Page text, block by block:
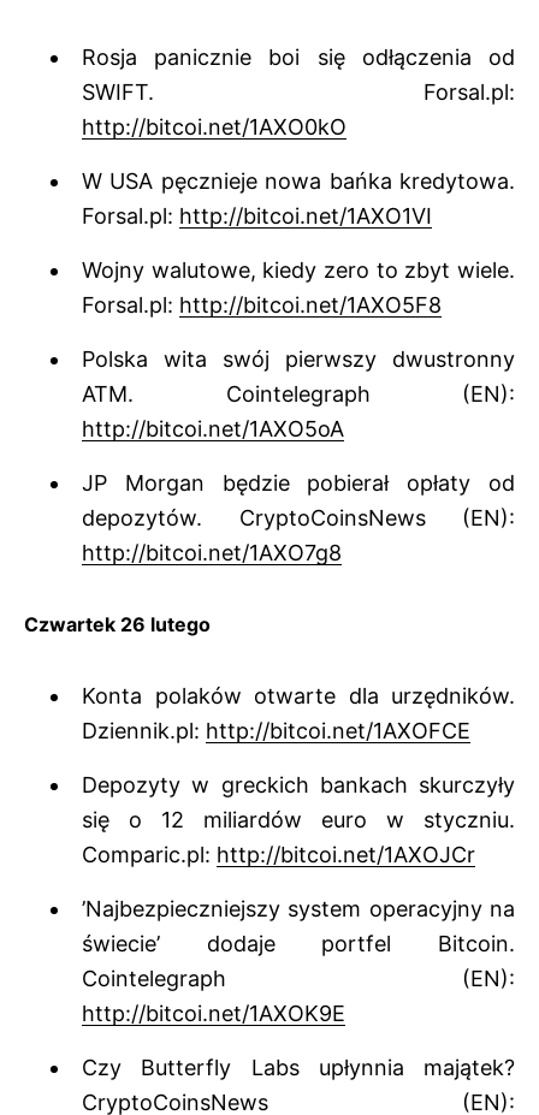
Rosja panicznie boi się odłączenia od
SWIFT. Forsal.pl:
http://bitcoi.net/1AXO0kO
W USA pęcznieje nowa bańka kredytowa.
Forsal.pl: http://bitcoi.net/1AXO1VI
Wojny walutowe, kiedy zero to zbyt wiele.
Forsal.pl: http://bitcoi.net/1AXO5F8
Polska wita swój pierwszy dwustronny
ATM. Cointelegraph (EN):
http://bitcoi.net/1AXO5oA
JP Morgan będzie pobierał opłaty od
depozytów. CryptoCoinsNews (EN):
http://bitcoi.net/1AXO7g8
Czwartek 26 lutego
Konta polaków otwarte dla urzędników.
Dziennik.pl: http://bitcoi.net/1AXOFCE
Depozyty w greckich bankach skurczyły
się o 12 miliardów euro w styczniu.
Comparic.pl: http://bitcoi.net/1AXOJCr
’Najbezpieczniejszy system operacyjny na
świecie’ dodaje portfel Bitcoin.
Cointelegraph (EN):
http://bitcoi.net/1AXOK9E
Czy Butterfly Labs upłynnia majątek?
CryptoCoinsNews (EN):